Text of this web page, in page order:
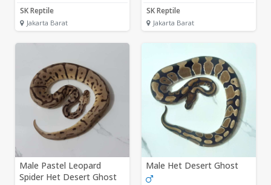
SK Reptile
Jakarta Barat
SK Reptile
Jakarta Barat
Male Pastel Leopard
Spider Het Desert Ghost
Male Het Desert Ghost